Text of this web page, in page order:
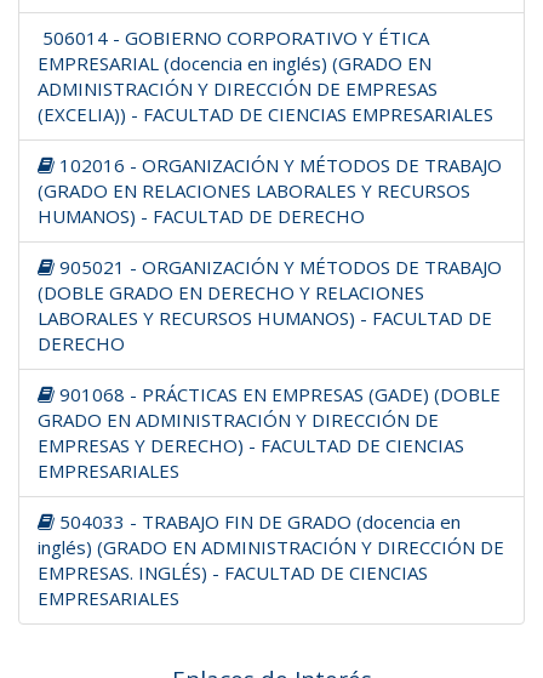
506014 - GOBIERNO CORPORATIVO Y ÉTICA
EMPRESARIAL (docencia en inglés) (GRADO EN
ADMINISTRACIÓN Y DIRECCIÓN DE EMPRESAS
(EXCELIA)) - FACULTAD DE CIENCIAS EMPRESARIALES
102016 - ORGANIZACIÓN Y MÉTODOS DE TRABAJO
(GRADO EN RELACIONES LABORALES Y RECURSOS
HUMANOS) - FACULTAD DE DERECHO
905021 - ORGANIZACIÓN Y MÉTODOS DE TRABAJO
(DOBLE GRADO EN DERECHO Y RELACIONES
LABORALES Y RECURSOS HUMANOS) - FACULTAD DE
DERECHO
901068 - PRÁCTICAS EN EMPRESAS (GADE) (DOBLE
GRADO EN ADMINISTRACIÓN Y DIRECCIÓN DE
EMPRESAS Y DERECHO) - FACULTAD DE CIENCIAS
EMPRESARIALES
504033 - TRABAJO FIN DE GRADO (docencia en
inglés) (GRADO EN ADMINISTRACIÓN Y DIRECCIÓN DE
EMPRESAS. INGLÉS) - FACULTAD DE CIENCIAS
EMPRESARIALES